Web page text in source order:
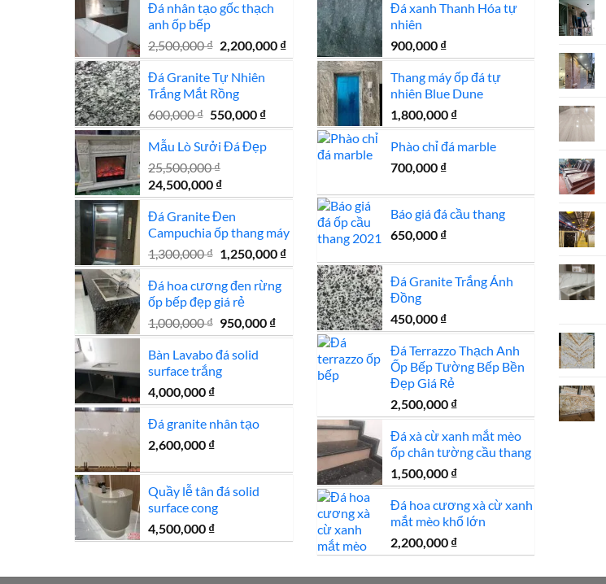
Đá nhân tạo gốc thạch
anh ốp bếp
2,500,000₫ Giá
gốc
là:
2,500,000 ₫.
2,200,000 ₫Giá
hiện
2,200,000 ₫.
Đá Granite Tự Nhiên
Trắng Mắt Rồng
600,000₫ Giá
gốc
là:
600,000 ₫.
550,000 ₫Giá
hiện
tại
Mẫu Lò Sưởi Đá Đẹp
25,500,000₫
Giá
gốc
là:
25,500,000 ₫.
24,500,000 ₫Giá
hiện
tại
là:
24,500,000 ₫.
Đá Granite Đen
Campuchia ốp thang máy
1,300,000₫ Giá
gốc
là:
1,300,000 ₫.
1,250,000 ₫Giá
hiện
1,250,000 ₫.
Đá hoa cương đen rừng
ốp bếp đẹp giá rẻ
1,000,000₫ Giá
gốc
là:
1,000,000 ₫.
950,000 ₫Giá
hiện
Bàn Lavabo đá solid
surface trắng
4,000,000 ₫
Đá granite nhân tạo
2,600,000 ₫
Quầy lễ tân đá solid
surface cong
4,500,000 ₫
Đá xanh Thanh Hóa tự
nhiên
900,000 ₫
Thang máy ốp đá tự
nhiên Blue Dune
1,800,000 ₫
Phào chỉ đá marble
700,000 ₫
Báo giá đá cầu thang
650,000 ₫
Đá Granite Trắng Ánh
Đồng
450,000 ₫
Đá Terrazzo Thạch Anh
Ốp Bếp Tường Bếp Bền
Đẹp Giá Rẻ
2,500,000 ₫
Đá xà cừ xanh mắt mèo
ốp chân tường cầu thang
1,500,000 ₫
Đá hoa cương xà cừ xanh
mắt mèo khổ lớn
2,200,000 ₫